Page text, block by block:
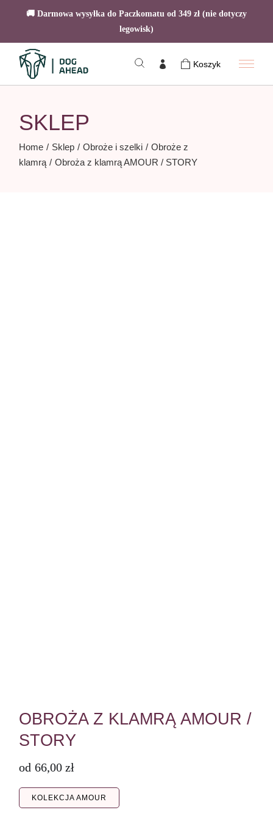
🚚 Darmowa wysyłka do Paczkomatu od 349 zł (nie dotyczy
legowisk)
content
Koszyk
SKLEP
Home Sklep Obroże i szelki
Obroże z
klamrą
Obroża z klamrą AMOUR / STORY
OBROŻA Z KLAMRĄ AMOUR /
STORY
od 66,00 zł
KOLEKCJA AMOUR